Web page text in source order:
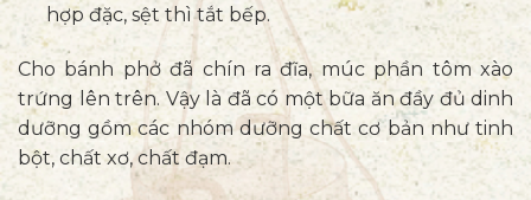
hợp đặc, sệt thì tắt bếp.
Cho bánh phở đã chín ra đĩa, múc phần tôm xào
trứng lên trên. Vậy là đã có một bữa ăn đầy đủ dinh
dưỡng gồm các nhóm dưỡng chất cơ bản như tinh
bột, chất xơ, chất đạm.